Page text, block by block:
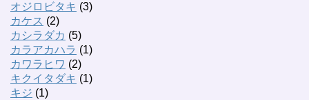
オジロビタキ (3)
カケス (2)
カシラダカ (5)
カラアカハラ (1)
カワラヒワ (2)
キクイタダキ (1)
キジ (1)